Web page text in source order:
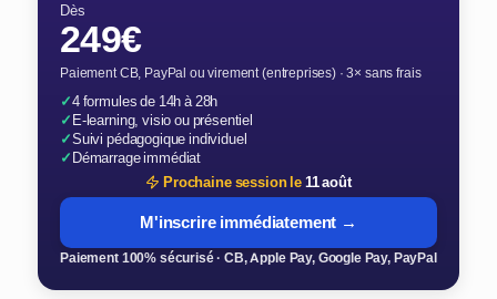
Dès
249€
Paiement CB, PayPal ou virement (entreprises) · 3× sans frais
✓4 formules de 14h à 28h
✓E-learning, visio ou présentiel
✓Suivi pédagogique individuel
✓Démarrage immédiat
Prochaine session le11 août
M'inscrire immédiatement →
Paiement 100% sécurisé · CB, Apple Pay, Google Pay, PayPal